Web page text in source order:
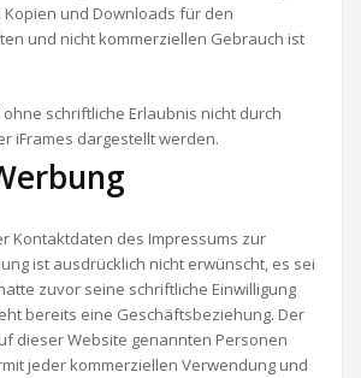
und Downloads für den
und nicht kommerziellen Gebrauch ist
schriftliche Erlaubnis nicht durch
iFrames dargestellt werden.
Kontaktdaten des Impressums zur
ist ausdrücklich nicht erwünscht, es sei
zuvor seine schriftliche Einwilligung
bereits eine Geschäftsbeziehung. Der
dieser Website genannten Personen
jeder kommerziellen Verwendung und